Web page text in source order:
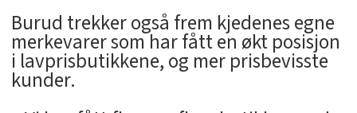
Burud trekker også frem kjedenes egne
merkevarer som har fått en økt posisjon
i lavprisbutikkene, og mer prisbevisste
kunder.